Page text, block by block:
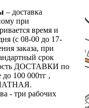
– доставка
при
время и
(с 08-00 до 17-
заказа, при
срок
ДОСТАВКИ по
100 000тг ,
- три рабочих